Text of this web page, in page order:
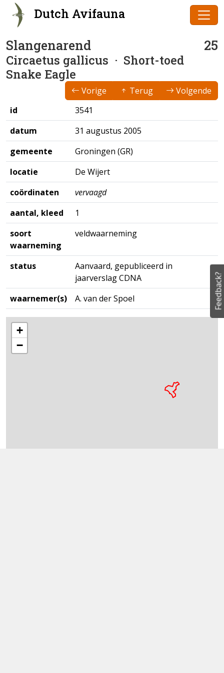
Dutch Avifauna
Slangenarend 25
Circaetus gallicus · Short-toed
Snake Eagle
Vorige Terug
Volgende
id
3541
datum
31 augustus 2005
gemeente
Groningen (GR)
locatie
De Wijert
coördinaten
vervaagd
aantal, kleed
1
soort
waarneming
veldwaarneming
status
Aanvaard, gepubliceerd in
jaarverslag CDNA
waarnemer(s)
A. van der Spoel
+
−
Feedback?